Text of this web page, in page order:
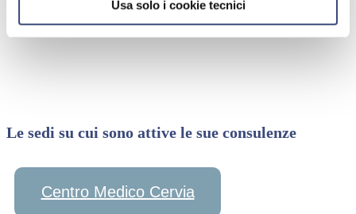
Usa solo i cookie tecnici
Le sedi su cui sono attive le sue consulenze
Centro Medico Cervia